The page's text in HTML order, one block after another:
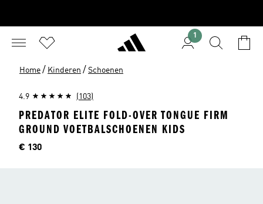
1
Home / Kinderen / Schoenen
4.9 (103)
PREDATOR ELITE FOLD-OVER TONGUE FIRM
GROUND VOETBALSCHOENEN KIDS
Price
€ 130